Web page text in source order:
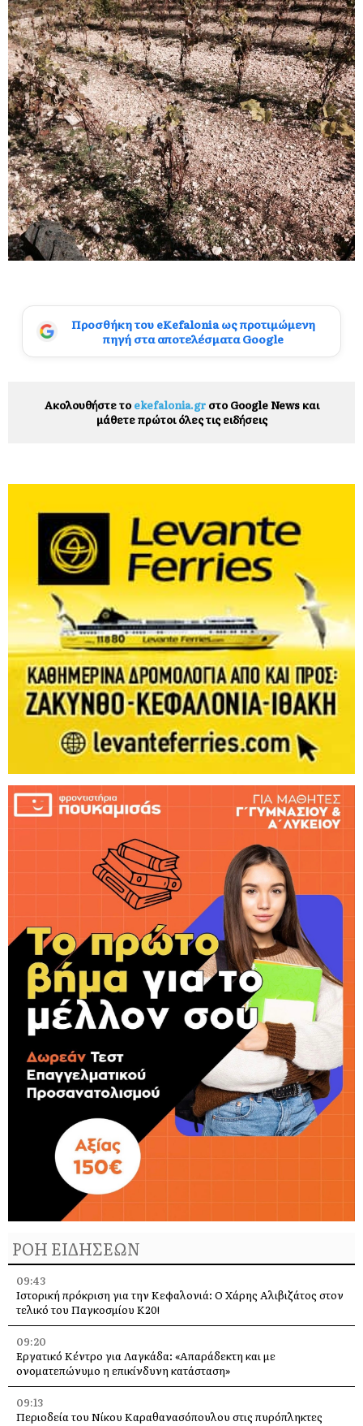
Προσθήκη του eKefalonia ως προτιμώμενη
πηγή στα αποτελέσματα Google
Ακολουθήστε το ekefalonia.grστο Google News και
μάθετε πρώτοι όλες τις ειδήσεις
ΡΟΗ ΕΙΔΗΣΕΩΝ
09:43
Ιστορική πρόκριση για την Κεφαλονιά: Ο Χάρης Αλιβιζάτος στον
τελικό του Παγκοσμίου Κ20!
09:20
Εργατικό Κέντρο για Λαγκάδα: «Απαράδεκτη και με
ονοματεπώνυμο η επικίνδυνη κατάσταση»
09:13
Περιοδεία του Νίκου Καραθανασόπουλου στις πυρόπληκτες